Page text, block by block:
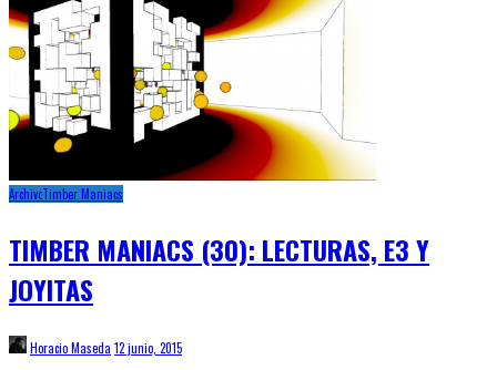
ArchivoTimber Maniacs
TIMBER MANIACS (30): LECTURAS, E3 Y
JOYITAS
Horacio Maseda 12 junio, 2015